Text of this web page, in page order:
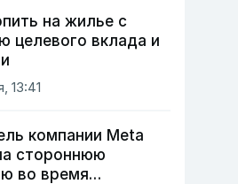
на жилье с
целевого вклада и
13:41
компании Meta
стороннюю
во время